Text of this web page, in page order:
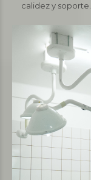
calidez y soporte.